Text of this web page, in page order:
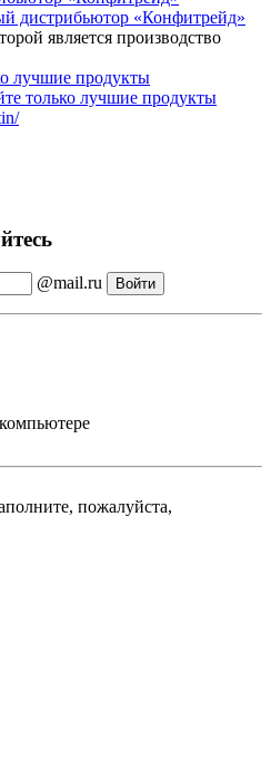
дистрибьютор «Конфитрейд»
является производство
только лучшие продукты
@mail.ru
пожалуйста,